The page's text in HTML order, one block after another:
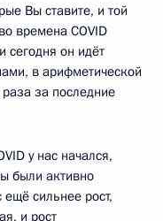
Вы ставите, и той
времена COVID
сегодня он идёт
в арифметической
за последние
у нас начался,
были активно
сильнее рост,
и рост